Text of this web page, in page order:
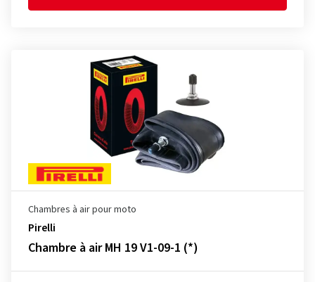
Chambres à air pour moto
Pirelli
Chambre à air MH 19 V1-09-1 (*)